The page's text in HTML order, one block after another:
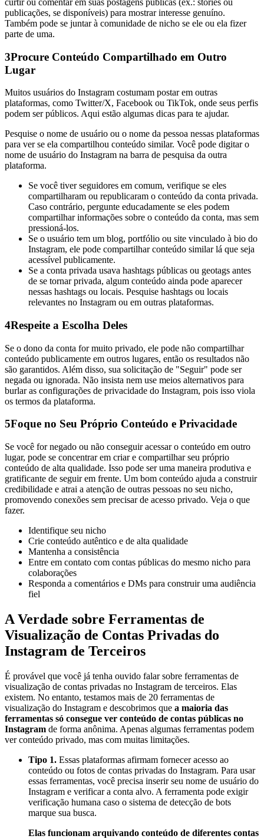
publicações, se disponíveis) para mostrar interesse genuíno.
Também pode se juntar à comunidade de nicho se ele ou ela fizer
parte de uma.
3Procure Conteúdo Compartilhado em Outro
Lugar
Muitos usuários do Instagram costumam postar em outras
plataformas, como Twitter/X, Facebook ou TikTok, onde seus perfis
podem ser públicos. Aqui estão algumas dicas para te ajudar.
Pesquise o nome de usuário ou o nome da pessoa nessas plataformas
para ver se ela compartilhou conteúdo similar. Você pode digitar o
nome de usuário do Instagram na barra de pesquisa da outra
plataforma.
Se você tiver seguidores em comum, verifique se eles
compartilharam ou republicaram o conteúdo da conta privada.
Caso contrário, pergunte educadamente se eles podem
compartilhar informações sobre o conteúdo da conta, mas sem
pressioná-los.
Se o usuário tem um blog, portfólio ou site vinculado à bio do
Instagram, ele pode compartilhar conteúdo similar lá que seja
acessível publicamente.
Se a conta privada usava hashtags públicas ou geotags antes
de se tornar privada, algum conteúdo ainda pode aparecer
nessas hashtags ou locais. Pesquise hashtags ou locais
relevantes no Instagram ou em outras plataformas.
4Respeite a Escolha Deles
Se o dono da conta for muito privado, ele pode não compartilhar
conteúdo publicamente em outros lugares, então os resultados não
são garantidos. Além disso, sua solicitação de "Seguir" pode ser
negada ou ignorada. Não insista nem use meios alternativos para
burlar as configurações de privacidade do Instagram, pois isso viola
os termos da plataforma.
5Foque no Seu Próprio Conteúdo e Privacidade
Se você for negado ou não conseguir acessar o conteúdo em outro
lugar, pode se concentrar em criar e compartilhar seu próprio
conteúdo de alta qualidade. Isso pode ser uma maneira produtiva e
gratificante de seguir em frente. Um bom conteúdo ajuda a construir
credibilidade e atrai a atenção de outras pessoas no seu nicho,
promovendo conexões sem precisar de acesso privado. Veja o que
fazer.
Identifique seu nicho
Crie conteúdo autêntico e de alta qualidade
Mantenha a consistência
Entre em contato com contas públicas do mesmo nicho para
colaborações
Responda a comentários e DMs para construir uma audiência
fiel
A Verdade sobre Ferramentas de
Visualização de Contas Privadas do
Instagram de Terceiros
É provável que você já tenha ouvido falar sobre ferramentas de
visualização de contas privadas no Instagram de terceiros. Elas
existem. No entanto, testamos mais de 20 ferramentas de
visualização do Instagram e descobrimos que a maioria das
ferramentas só consegue ver conteúdo de contas públicas no
Instagram de forma anônima. Apenas algumas ferramentas podem
ver conteúdo privado, mas com muitas limitações.
Tipo 1. Essas plataformas afirmam fornecer acesso ao
conteúdo ou fotos de contas privadas do Instagram. Para usar
essas ferramentas, você precisa inserir seu nome de usuário do
Instagram e verificar a conta alvo. A ferramenta pode exigir
verificação humana caso o sistema de detecção de bots
marque sua busca.
Elas funcionam arquivando conteúdo de diferentes contas